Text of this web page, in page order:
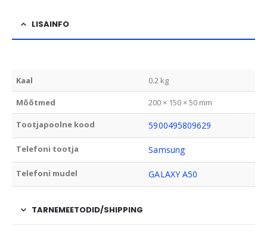
LISAINFO
Kaal 0.2 kg
Mõõtmed 200 × 150 × 50 mm
Tootjapoolne kood 5900495809629
Telefoni tootja Samsung
Telefoni mudel GALAXY A50
TARNEMEETODID/SHIPPING